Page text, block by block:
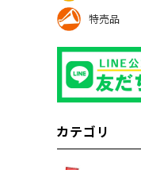
特売品
カテゴリ